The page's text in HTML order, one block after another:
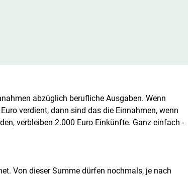
abzüglich berufliche Ausgaben. Wenn
verdient, dann sind das die Einnahmen, wenn
verbleiben 2.000 Euro Einkünfte. Ganz einfach -
Von dieser Summe dürfen nochmals, je nach